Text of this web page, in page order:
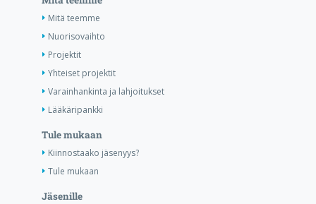
Mitä teemme
Nuorisovaihto
Projektit
Yhteiset projektit
Varainhankinta ja lahjoitukset
Lääkäripankki
Tule mukaan
Kiinnostaako jäsenyys?
Tule mukaan
Jäsenille